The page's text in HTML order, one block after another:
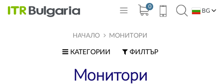
0
BG
НАЧАЛО МОНИТОРИ
КАТЕГОРИИ ФИЛТЪР
Монитори